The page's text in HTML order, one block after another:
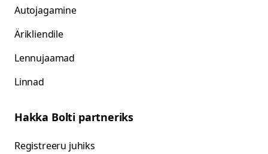
Autojagamine
Ärikliendile
Lennujaamad
Linnad
Hakka Bolti partneriks
Registreeru juhiks